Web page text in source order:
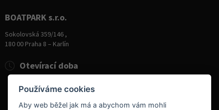
BOATPARK s.r.o.
Sokolovská 359/146 ,
180 00 Praha 8 – Karlín
Otevírací doba
Úterý - Pátek
10:00 - 19:00
Sobota
9:00 - 14:00
Používáme cookies
Aby web běžel jak má a abychom vám mohli